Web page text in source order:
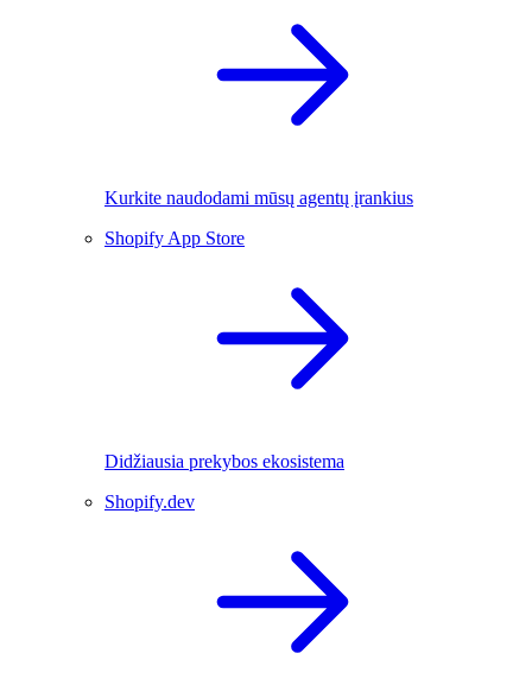
Kurkite naudodami mūsų agentų įrankius
Shopify App Store
Didžiausia prekybos ekosistema
Shopify.dev